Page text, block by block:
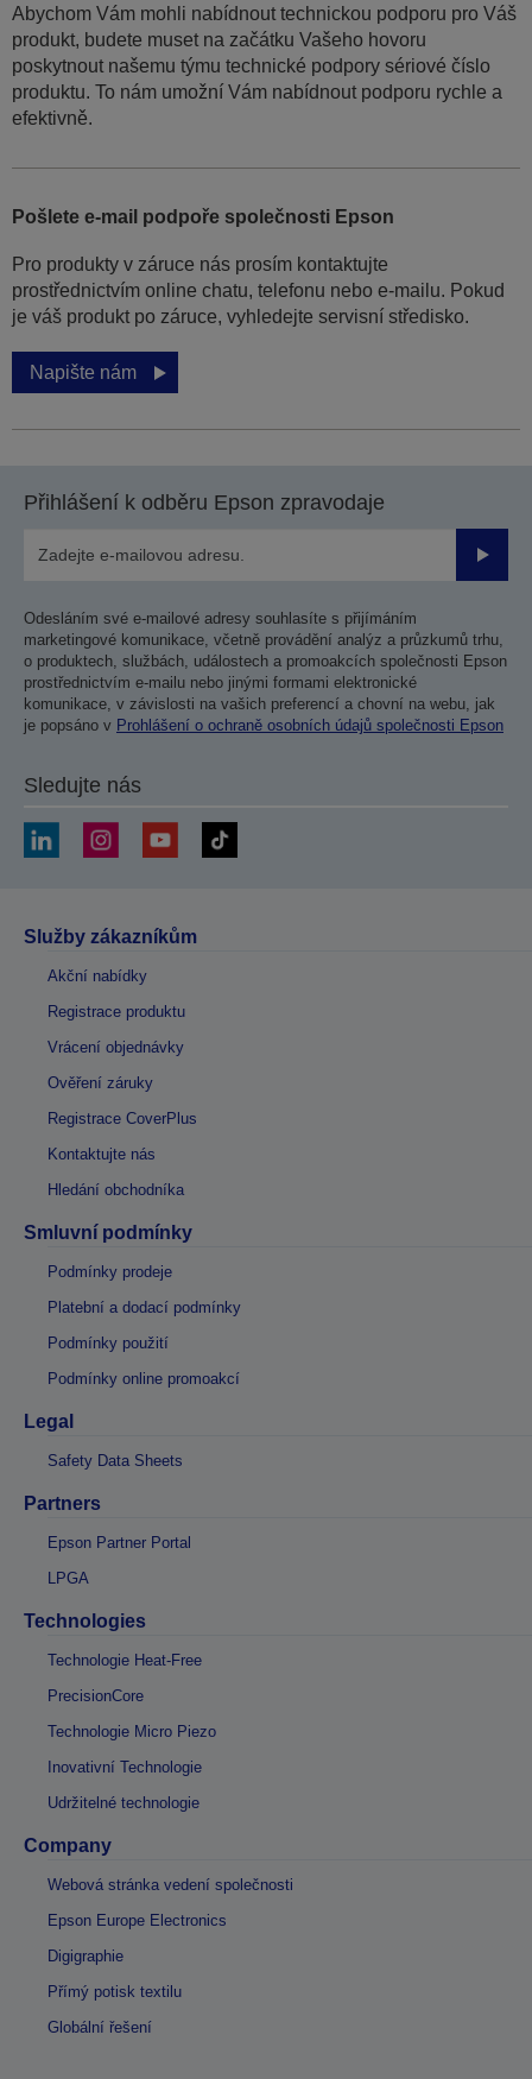
Abychom Vám mohli nabídnout technickou podporu pro Váš
produkt, budete muset na začátku Vašeho hovoru
poskytnout našemu týmu technické podpory sériové číslo
produktu. To nám umožní Vám nabídnout podporu rychle a
efektivně.
Pošlete e-mail podpoře společnosti Epson
Pro produkty v záruce nás prosím kontaktujte
prostřednictvím online chatu, telefonu nebo e-mailu. Pokud
je váš produkt po záruce, vyhledejte servisní středisko.
Napište nám
Přihlášení k odběru Epson zpravodaje
Odesláním své e-mailové adresy souhlasíte s přijímáním
marketingové komunikace, včetně provádění analýz a průzkumů trhu,
o produktech, službách, událostech a promoakcích společnosti Epson
prostřednictvím e-mailu nebo jinými formami elektronické
komunikace, v závislosti na vašich preferencí a chovní na webu, jak
je popsáno v Prohlášení o ochraně osobních údajů společnosti Epson
Sledujte nás
Služby zákazníkům
Akční nabídky
Registrace produktu
Vrácení objednávky
Ověření záruky
Registrace CoverPlus
Kontaktujte nás
Hledání obchodníka
Smluvní podmínky
Podmínky prodeje
Platební a dodací podmínky
Podmínky použití
Podmínky online promoakcí
Legal
Safety Data Sheets
Partners
Epson Partner Portal
LPGA
Technologies
Technologie Heat-Free
PrecisionCore
Technologie Micro Piezo
Inovativní Technologie
Udržitelné technologie
Company
Webová stránka vedení společnosti
Epson Europe Electronics
Digigraphie
Přímý potisk textilu
Globální řešení